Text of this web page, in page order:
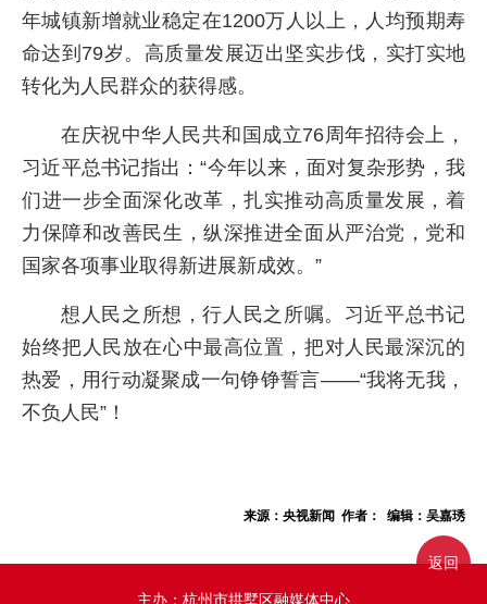
年城镇新增就业稳定在1200万人以上，人均预期寿
命达到79岁。高质量发展迈出坚实步伐，实打实地
转化为人民群众的获得感。
在庆祝中华人民共和国成立76周年招待会上，
习近平总书记指出：“今年以来，面对复杂形势，我
们进一步全面深化改革，扎实推动高质量发展，着
力保障和改善民生，纵深推进全面从严治党，党和
国家各项事业取得新进展新成效。”
想人民之所想，行人民之所嘱。习近平总书记
始终把人民放在心中最高位置，把对人民最深沉的
热爱，用行动凝聚成一句铮铮誓言——“我将无我，
不负人民”！
来源：央视新闻 作者： 编辑：吴嘉琇
主办：杭州市拱墅区融媒体中心
返回